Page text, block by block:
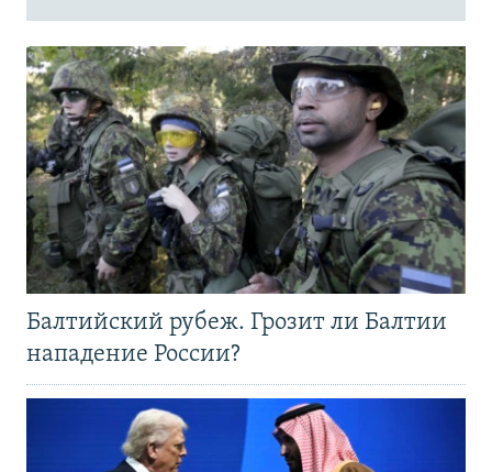
Балтийский рубеж. Грозит ли Балтии
нападение России?